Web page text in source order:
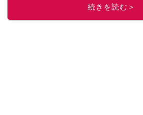
続きを読む＞